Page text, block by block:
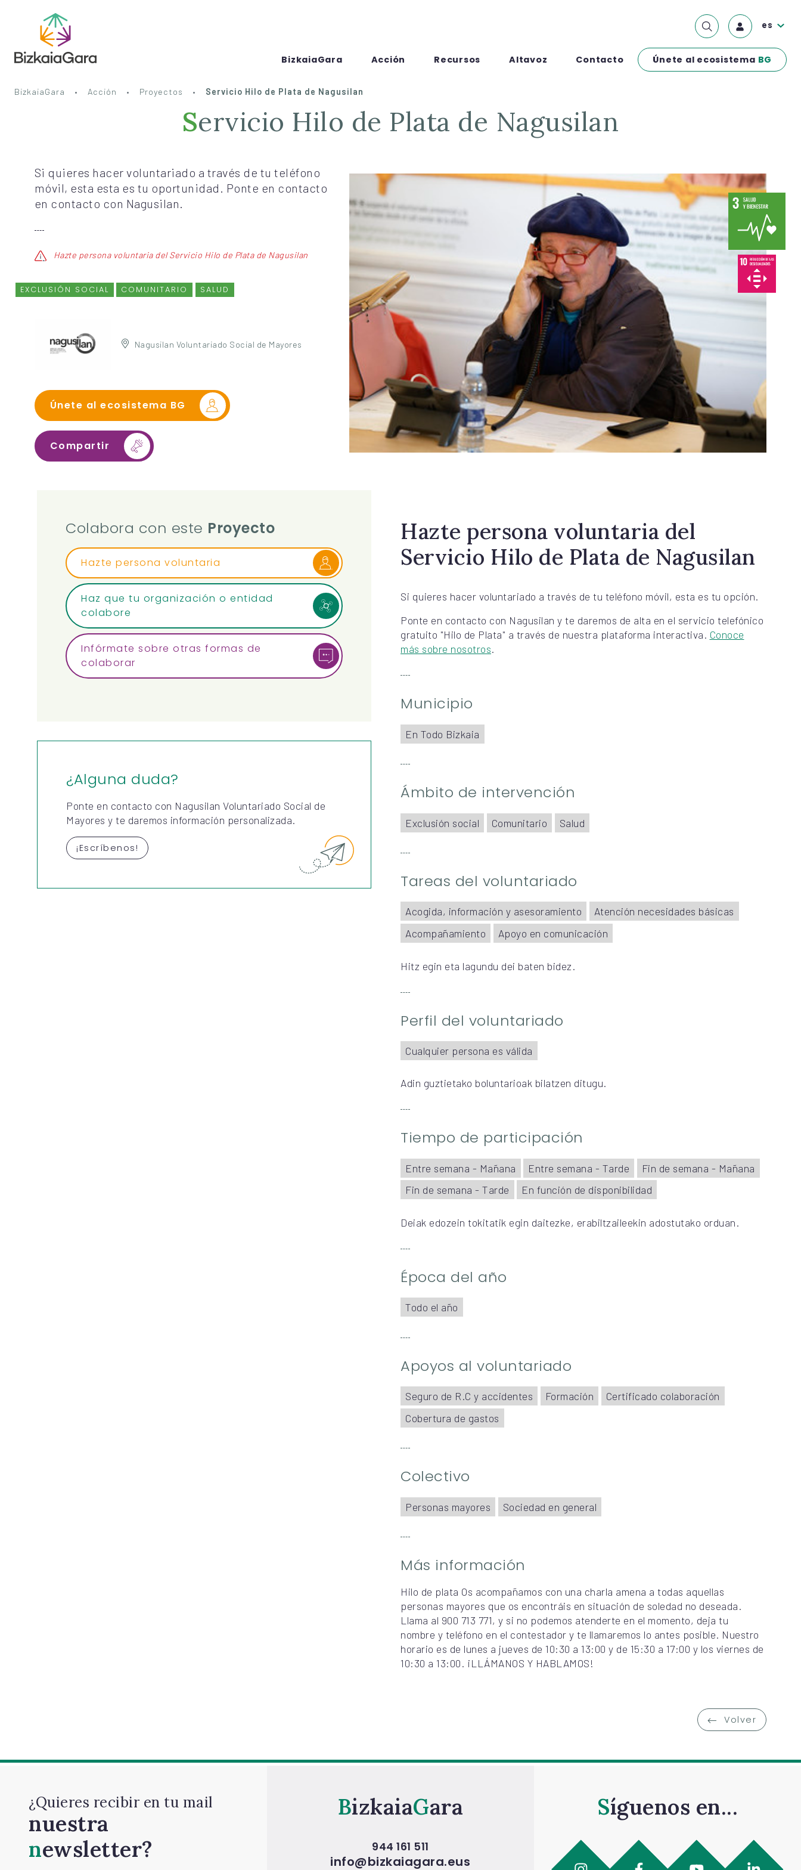
BizkaiaGara Acción Recursos Altavoz Contacto Únete al ecosistema BG
es
BizkaiaGara Acción Proyectos Servicio Hilo de Plata de Nagusilan
Servicio Hilo de Plata de Nagusilan
Si quieres hacer voluntariado a través de tu teléfono
móvil, esta esta es tu oportunidad. Ponte en contacto
en contacto con Nagusilan.
Hazte persona voluntaria del Servicio Hilo de Plata de Nagusilan
EXCLUSIÓN SOCIAL COMUNITARIO SALUD
Nagusilan Voluntariado Social de Mayores
Únete al ecosistema BG
Compartir
Hazte persona voluntaria del
Servicio Hilo de Plata de Nagusilan
Si quieres hacer voluntariado a través de tu teléfono móvil, esta es tu opción.
Ponte en contacto con Nagusilan y te daremos de alta en el servicio telefónico
gratuito "Hilo de Plata" a través de nuestra plataforma interactiva. Conoce
más sobre nosotros.
Municipio
En Todo Bizkaia
Ámbito de intervención
Exclusión social Comunitario Salud
Tareas del voluntariado
Acogida, información y asesoramiento
Atención necesidades básicas
Acompañamiento
Apoyo en comunicación
Hitz egin eta lagundu dei baten bidez.
Perfil del voluntariado
Cualquier persona es válida
Adin guztietako boluntarioak bilatzen ditugu.
Tiempo de participación
Entre semana - Mañana Entre semana - Tarde
Fin de semana - Mañana
Fin de semana - Tarde
En función de disponibilidad
Deiak edozein tokitatik egin daitezke, erabiltzaileekin adostutako orduan.
Época del año
Todo el año
Apoyos al voluntariado
Seguro de R.C y accidentes Formación
Certificado colaboración
Cobertura de gastos
Colectivo
Personas mayores Sociedad en general
Más información
Hilo de plata Os acompañamos con una charla amena a todas aquellas
personas mayores que os encontráis en situación de soledad no deseada.
Llama al 900 713 771, y si no podemos atenderte en el momento, deja tu
nombre y teléfono en el contestador y te llamaremos lo antes posible. Nuestro
horario es de lunes a jueves de 10:30 a 13:00 y de 15:30 a 17:00 y los viernes de
10:30 a 13:00. ¡LLÁMANOS Y HABLAMOS!
Colabora con este Proyecto
Hazte persona voluntaria
Haz que tu organización o entidad
colabore
Infórmate sobre otras formas de
colaborar
¿Alguna duda?
Ponte en contacto con Nagusilan Voluntariado Social de
Mayores y te daremos información personalizada.
¡Escríbenos!
Volver
¿Quieres recibir en tu mail
nuestra
newsletter?
Bizkaia Gara
944 161 511
info@bizkaiagara.eus
Síguenos en...